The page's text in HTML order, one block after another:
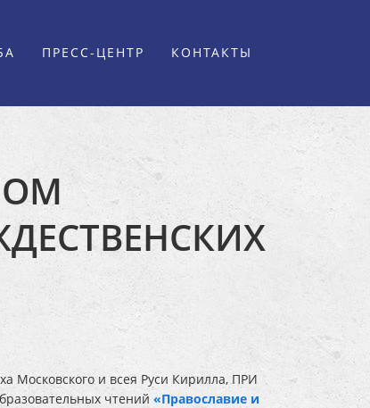
ПРЕСС-ЦЕНТР КОНТАКТЫ
Московского и всея Руси Кирилла, ПРИ
чтений «Православие и